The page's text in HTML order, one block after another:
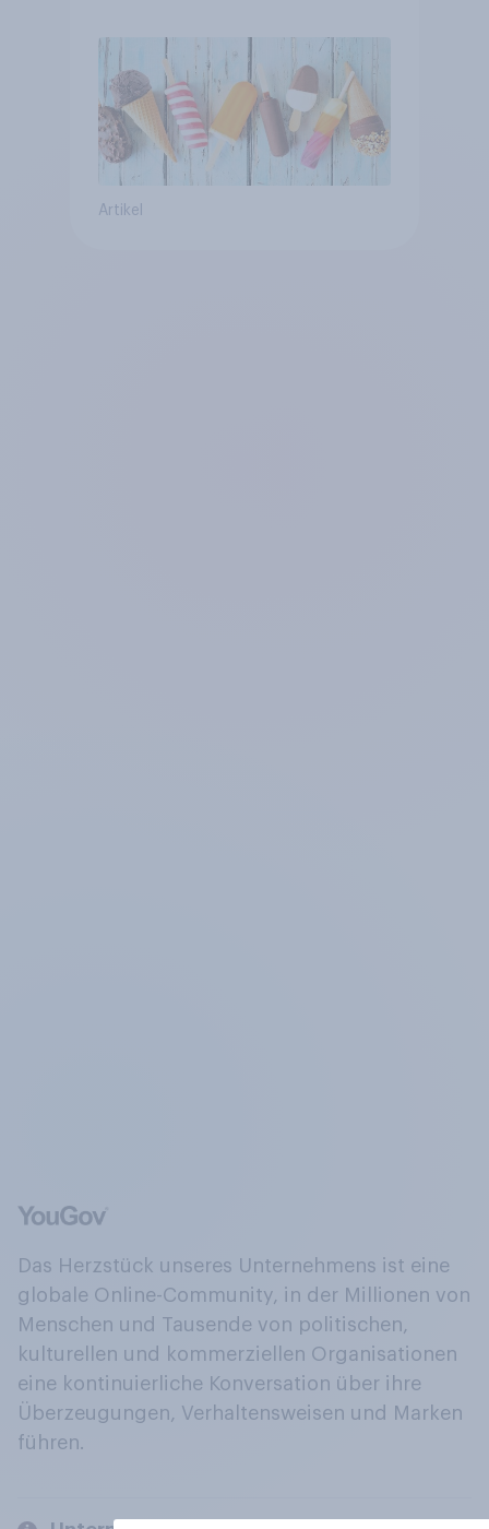
beeinflussen
Artikel
Das Herzstück unseres Unternehmens ist eine
globale Online-Community, in der Millionen von
Menschen und Tausende von politischen,
kulturellen und kommerziellen Organisationen
eine kontinuierliche Konversation über ihre
Überzeugungen, Verhaltensweisen und Marken
führen.